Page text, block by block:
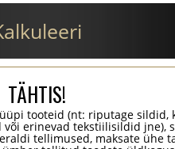
TÄHTIS!
tooteid (nt: riputage sildid,
erinevad tekstiilisildid jne),
tellimused, maksate ühe